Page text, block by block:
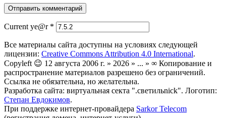
Current ye@r *
Все материалы сайта доступны на условиях следующей
лицензии: Creative Commons Attribution 4.0 International.
Copyleft 😉 12 августа 2006 г. » 2026 » ... » ∞ Копирование и
распространение материалов разрешено без ограничений.
Ссылка не обязательна, но желательна.
Разработка сайта: виртуальная секта ".светильnick". Логотип:
Степан Евдокимов.
При поддержке интернет-провайдера Sarkor Telecom